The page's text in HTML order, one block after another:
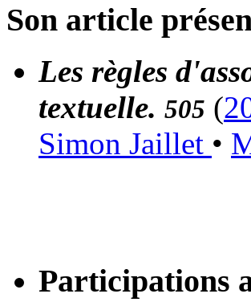
Son article
Les règles
textuelle. 505 (
Simon Jaillet •
Participations